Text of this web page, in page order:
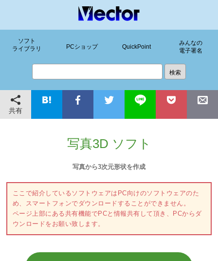
ソフト
ライブラリ
PCショップ QuickPoint
みんなの
電子署名
共有
写真3D ソフト
写真から3次元形状を作成
ここで紹介しているソフトウェアはPC向けのソフトウェアのた
め、スマートフォンでダウンロードすることができません。
ページ上部にある共有機能でPCと情報共有して頂き、PCからダ
ウンロードをお願い致します。